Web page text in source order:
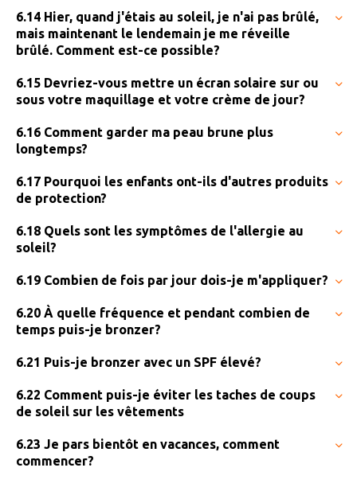
6.14 Hier, quand j'étais au soleil, je n'ai pas brûlé,
mais maintenant le lendemain je me réveille
brûlé. Comment est-ce possible?
6.15 Devriez-vous mettre un écran solaire sur ou
sous votre maquillage et votre crème de jour?
6.16 Comment garder ma peau brune plus
longtemps?
6.17 Pourquoi les enfants ont-ils d'autres produits
de protection?
6.18 Quels sont les symptômes de l'allergie au
soleil?
6.19 Combien de fois par jour dois-je m'appliquer?
6.20 À quelle fréquence et pendant combien de
temps puis-je bronzer?
6.21 Puis-je bronzer avec un SPF élevé?
6.22 Comment puis-je éviter les taches de coups
de soleil sur les vêtements
6.23 Je pars bientôt en vacances, comment
commencer?